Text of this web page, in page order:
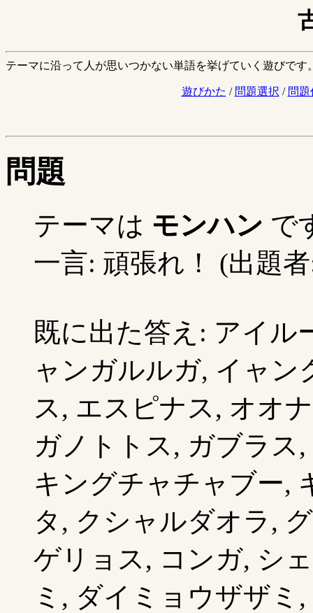
テーマに沿って人が思いつかない単語を挙げていく遊びです
遊びかた / 問題選択 / 問題
問題
テーマは モンハン で
一言: 頑張れ！ (出題
既に出た答え: アイル
ャンガルルガ, イャン
ス, エスピナス, オオ
ガノトトス, ガブラス
キングチャチャブー,
タ, クシャルダオラ,
ゲリョス, コンガ, シ
ミ, ダイミョウザザ